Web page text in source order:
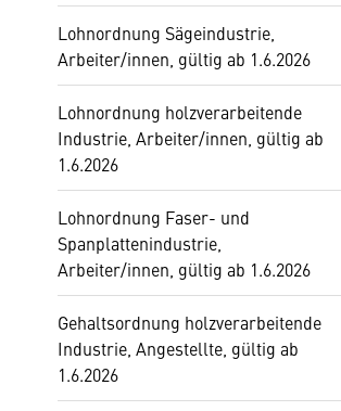
Lohnordnung Sägeindustrie,
Arbeiter/innen, gültig ab 1.6.2026
Lohnordnung holzverarbeitende
Industrie, Arbeiter/innen, gültig ab
1.6.2026
Lohnordnung Faser- und
Spanplattenindustrie,
Arbeiter/innen, gültig ab 1.6.2026
Gehaltsordnung holzverarbeitende
Industrie, Angestellte, gültig ab
1.6.2026